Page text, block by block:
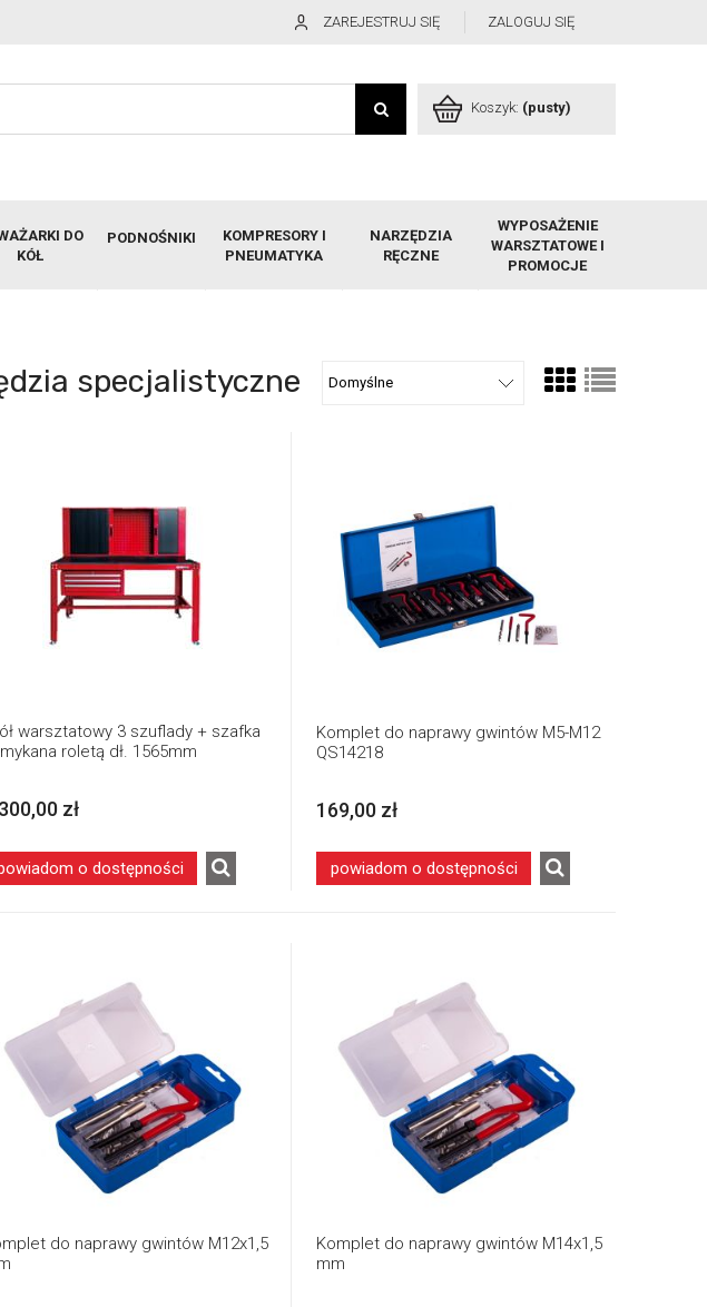
ZAREJESTRUJ SIĘ ZALOGUJ SIĘ
Koszyk: (pusty)
DO
KÓŁ
PODNOŚNIKI
KOMPRESORY I
PNEUMATYKA
NARZĘDZIA
RĘCZNE
WYPOSAŻENIE
WARSZTATOWE I
PROMOCJE
specjalistyczne
warsztatowy 3 szuflady + szafka
roletą dł. 1565mm
zł
o dostępności
Komplet do naprawy gwintów M5-M12
QS14218
169,00 zł
powiadom o dostępności
do naprawy gwintów M12x1,5
Komplet do naprawy gwintów M14x1,5
mm